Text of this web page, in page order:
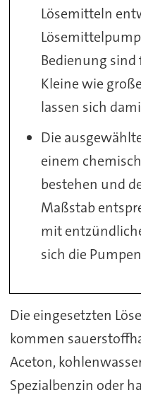
Lösemitteln
Bedienung sind
Kleine wie
lassen sich
Die
einem
bestehen und
Maßstab
mit
sich die
Die eingesetzten
kommen
Aceton,
Spezialbenzin oder